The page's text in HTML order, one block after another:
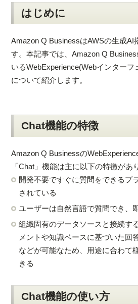
はじめに
Amazon Q BusinessはAWSの生成AI
す。本記事では、Amazon Q
いるWebExperience(Webインターフ
について紹介します。
Chat機能の特徴
Amazon Q Businessの
「Chat」機能は主に以下の特徴があ
開発不要ですぐに質問をできるプ
されている
ユーザーは自然言語で質問でき、
組織固有のデータソースと接続す
メントや知識ベースに基づいた回
などが可能なため、用途に合わて
きる
Chat機能の使い方